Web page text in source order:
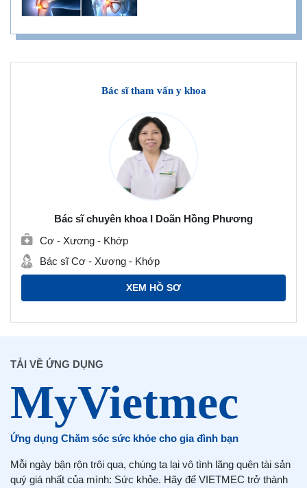
Bác sĩ tham vấn y khoa
Bác sĩ chuyên khoa I Doãn Hồng Phương
Cơ - Xương - Khớp
Bác sĩ Cơ - Xương - Khớp
XEM HỒ SƠ
TẢI VỀ ỨNG DỤNG
Ứng dụng Chăm sóc sức khỏe cho gia đình bạn
Mỗi ngày bận rộn trôi qua, chúng ta lại vô tình lãng quên tài sản
quý giá nhất của mình: Sức khỏe. Hãy để VIETMEC trở thành